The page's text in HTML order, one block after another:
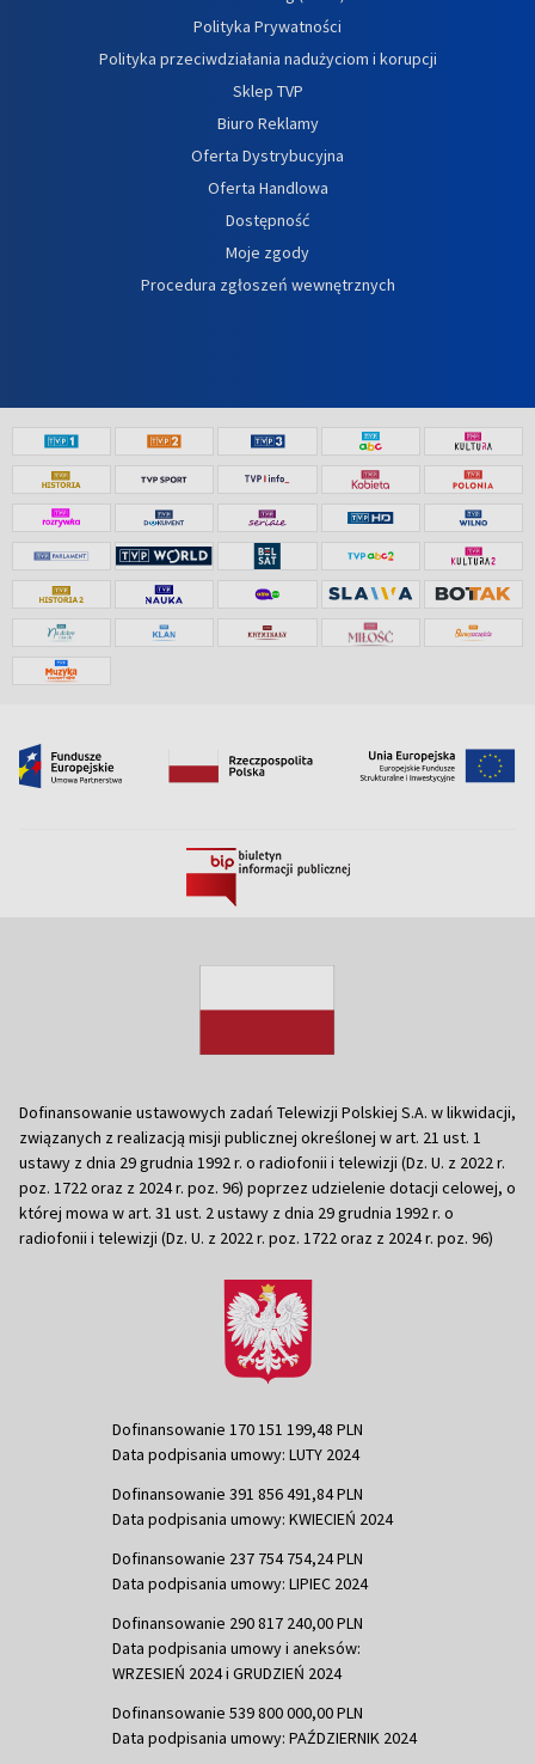
Polityka Prywatności
Polityka przeciwdziałania nadużyciom i korupcji
Sklep TVP
Biuro Reklamy
Oferta Dystrybucyjna
Oferta Handlowa
Dostępność
Moje zgody
Procedura zgłoszeń wewnętrznych
Dofinansowanie ustawowych zadań Telewizji Polskiej S.A. w likwidacji,
związanych z realizacją misji publicznej określonej w art. 21 ust. 1
ustawy z dnia 29 grudnia 1992 r. o radiofonii i telewizji (Dz. U. z 2022 r.
poz. 1722 oraz z 2024 r. poz. 96) poprzez udzielenie dotacji celowej, o
której mowa w art. 31 ust. 2 ustawy z dnia 29 grudnia 1992 r. o
radiofonii i telewizji (Dz. U. z 2022 r. poz. 1722 oraz z 2024 r. poz. 96)
Dofinansowanie 170 151 199,48 PLN
Data podpisania umowy: LUTY 2024
Dofinansowanie 391 856 491,84 PLN
Data podpisania umowy: KWIECIEŃ 2024
Dofinansowanie 237 754 754,24 PLN
Data podpisania umowy: LIPIEC 2024
Dofinansowanie 290 817 240,00 PLN
Data podpisania umowy i aneksów:
WRZESIEŃ 2024 i GRUDZIEŃ 2024
Dofinansowanie 539 800 000,00 PLN
Data podpisania umowy: PAŹDZIERNIK 2024